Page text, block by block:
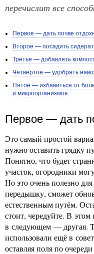
перечислит все
Первое — дать почве
Второе — посадить
Третье — добавлять
Четвёртое — удобрять
Пятое — избавиться от
и микроорганизмов
Первое — дать
Это самый простой
нужно оставить грядку
Понятно, что будет
участок, огородники
Но это очень полезно
передышку, сможет
естественным путём.
стоит, чередуйте. В этом
в следующем — другая.
использовали ещё в
оставляя поля по